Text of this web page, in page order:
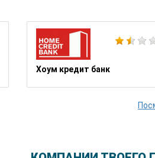
Хоум кредит банк